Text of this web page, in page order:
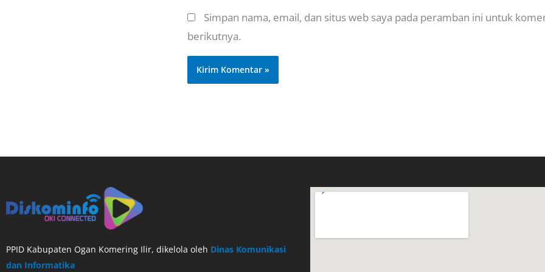
Simpan nama, email, dan situs web saya pada peramban ini untuk
berikutnya.
PPID Kabupaten Ogan Komering Ilir, dikelola oleh Dinas Komunikasi
dan Informatika